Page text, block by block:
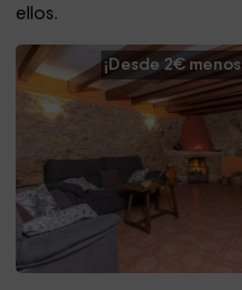
ellos.
¡Desde 2€